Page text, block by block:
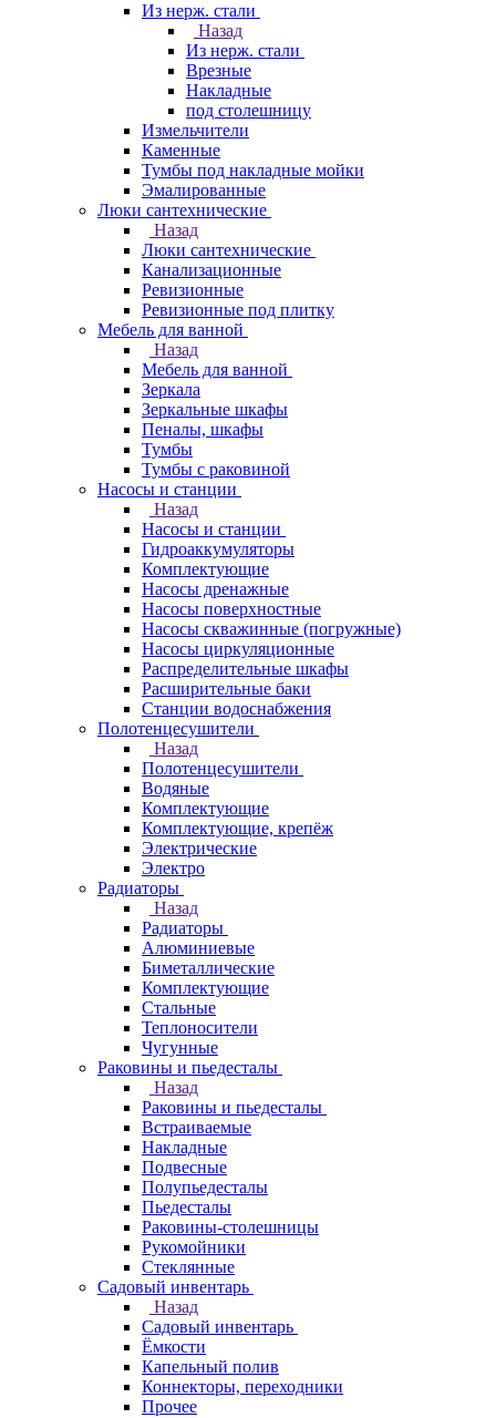
Из нерж. стали
Назад
Из нерж. стали
Врезные
Накладные
под столешницу
Измельчители
Каменные
Тумбы под накладные мойки
Эмалированные
Люки сантехнические
Назад
Люки сантехнические
Канализационные
Ревизионные
Ревизионные под плитку
Мебель для ванной
Назад
Мебель для ванной
Зеркала
Зеркальные шкафы
Пеналы, шкафы
Тумбы
Тумбы с раковиной
Насосы и станции
Назад
Насосы и станции
Гидроаккумуляторы
Комплектующие
Насосы дренажные
Насосы поверхностные
Насосы скважинные (погружные)
Насосы циркуляционные
Распределительные шкафы
Расширительные баки
Станции водоснабжения
Полотенцесушители
Назад
Полотенцесушители
Водяные
Комплектующие
Комплектующие, крепёж
Электрические
Электро
Радиаторы
Назад
Радиаторы
Алюминиевые
Биметаллические
Комплектующие
Стальные
Теплоносители
Чугунные
Раковины и пьедесталы
Назад
Раковины и пьедесталы
Встраиваемые
Накладные
Подвесные
Полупьедесталы
Пьедесталы
Раковины-столешницы
Рукомойники
Стеклянные
Садовый инвентарь
Назад
Садовый инвентарь
Ёмкости
Капельный полив
Коннекторы, переходники
Прочее